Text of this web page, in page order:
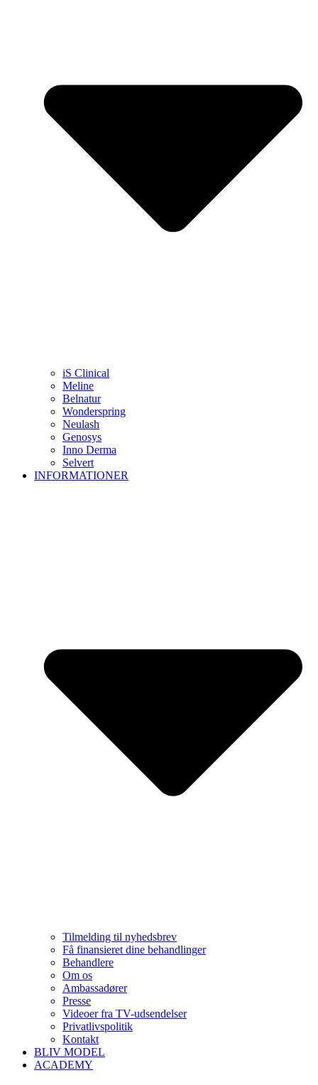
iS Clinical
Meline
Belnatur
Wonderspring
Neulash
Genosys
Inno Derma
Selvert
INFORMATIONER
Tilmelding til nyhedsbrev
Få finansieret dine behandlinger
Behandlere
Om os
Ambassadører
Presse
Videoer fra TV-udsendelser
Privatlivspolitik
Kontakt
BLIV MODEL
ACADEMY